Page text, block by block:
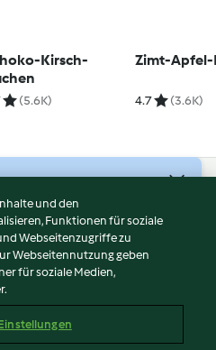
Kirsch-
(5.6K)
Zimt-Apfel-
4.7 (3.6K)
und den
Funktionen für soziale
Webseitenzugriffe zu
Webseitennutzung geben
für soziale Medien,